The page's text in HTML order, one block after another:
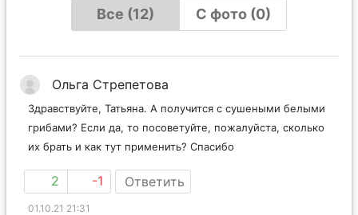
Все (12)
С фото (0)
Ольга Стрепетова
Здравствуйте, Татьяна. А получится с сушеными белыми
грибами? Если да, то посоветуйте, пожалуйста, сколько
их брать и как тут применить? Спасибо
2 -1 Ответить
01.10.21 21:31